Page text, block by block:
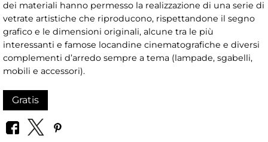
dei materiali hanno permesso la realizzazione di una serie di
vetrate artistiche che riproducono, rispettandone il segno
grafico e le dimensioni originali, alcune tra le più
interessanti e famose locandine cinematografiche e diversi
complementi d’arredo sempre a tema (lampade, sgabelli,
mobili e accessori).
Gratis